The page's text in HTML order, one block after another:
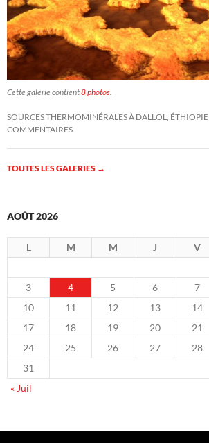
Cette galerie contient8 photos.
SOURCES THERMOMINÉRALES À DALLOL, ÉTHIOPIE
COMMENTAIRES
TOUTES LES GALERIES →
AOÛT 2026
L M M J V
3
4 5 6 7
10
11 12 13 14
17
18 19 20 21
24
25 26 27 28
31
« Juil